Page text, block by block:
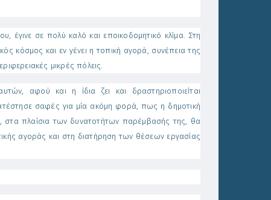
σε πολύ καλό και εποικοδομητικό κλίμα. Στη
κόσμος και εν γένει η τοπική αγορά, συνέπεια της
μικρές πόλεις.
αφού και η ίδια ζει και δραστηριοποιείται
σαφές για μία ακόμη φορά, πως η δημοτική
στα πλαίσια των δυνατοτήτων παρέμβασής της, θα
αγοράς και στη διατήρηση των θέσεων εργασίας